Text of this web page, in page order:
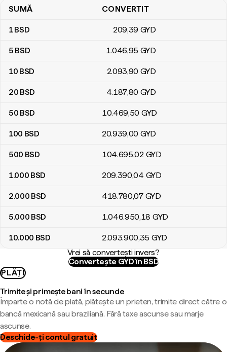
Tabel de conversie dolari din Bahamas în dolari guyanezi
SUMĂ CONVERTIT
1BSD 209,39 GYD
5 BSD 1.046,95 GYD
10 BSD 2.093,90 GYD
20 BSD 4.187,80 GYD
50 BSD 10.469,50 GYD
100 BSD 20.939,00 GYD
500 BSD 104.695,02 GYD
1.000 BSD 209.390,04 GYD
2.000 BSD 418.780,07 GYD
5.000 BSD 1.046.950,18 GYD
10.000 BSD 2.093.900,35 GYD
Vrei să convertești invers?
Convertește GYD în BSD
PLĂȚI
Trimite și primește bani în secunde
Împarte o notă de plată, plătește un prieten, trimite direct către o
bancă mexicană sau braziliană. Fără taxe ascunse sau marje
ascunse.
Deschide-ți contul gratuit